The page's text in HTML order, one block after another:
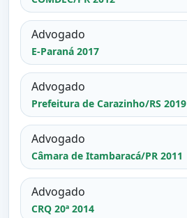
Advogado
E-Paraná 2017
Advogado
Prefeitura de Carazinho/RS 2019
Advogado
Câmara de Itambaracá/PR 2011
Advogado
CRQ 20ª 2014